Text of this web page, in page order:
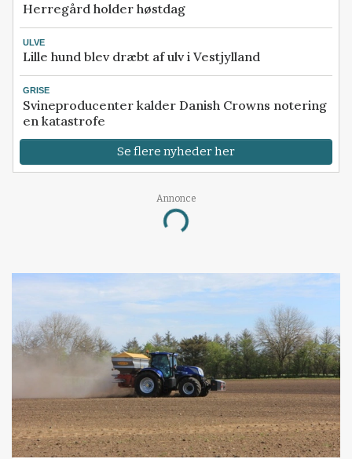
Herregård holder høstdag
ULVE
Lille hund blev dræbt af ulv i Vestjylland
GRISE
Svineproducenter kalder Danish Crowns notering
en katastrofe
Se flere nyheder her
Annonce
Loading...